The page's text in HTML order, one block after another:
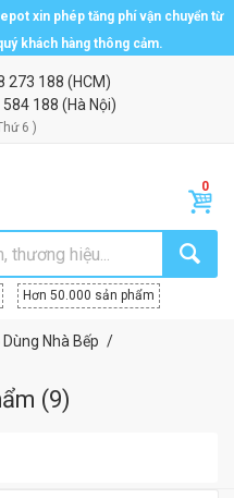
xin phép tăng phí vận chuyển từ
khách hàng thông cảm.
273 188 (HCM)
188 (Hà Nội)
6 )
Hơn 50.000 sản phẩm
Nhà Bếp
(9)